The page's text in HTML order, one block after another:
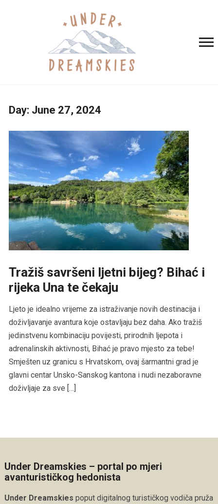
Day: June 27, 2024
Tražiš savršeni ljetni bijeg? Bihać i
rijeka Una te čekaju
Ljeto je idealno vrijeme za istraživanje novih destinacija i
doživljavanje avantura koje ostavljaju bez daha. Ako tražiš
jedinstvenu kombinaciju povijesti, prirodnih ljepota i
adrenalinskih aktivnosti, Bihać je pravo mjesto za tebe!
Smješten uz granicu s Hrvatskom, ovaj šarmantni grad je
glavni centar Unsko-Sanskog kantona i nudi nezaboravne
doživljaje za sve […]
Under Dreamskies – portal po mjeri
avanturističkog hedonista
Under Dreamskies poput digitalnog turističkog vodiča pruža